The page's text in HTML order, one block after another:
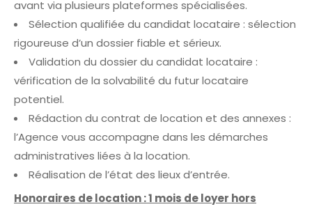
avant via plusieurs plateformes spécialisées.
Sélection qualifiée du candidat locataire : sélection
rigoureuse d’un dossier fiable et sérieux.
Validation du dossier du candidat locataire :
vérification de la solvabilité du futur locataire
potentiel.
Rédaction du contrat de location et des annexes :
l’Agence vous accompagne dans les démarches
administratives liées à la location.
Réalisation de l’état des lieux d’entrée.
Honoraires de location : 1 mois de loyer hors